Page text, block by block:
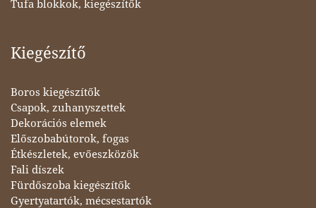
Tufa blokkok, kiegészítők
Kiegészítő
Boros kiegészítők
Csapok, zuhanyszettek
Dekorációs elemek
Előszobabútorok, fogas
Étkészletek, evőeszközök
Fali díszek
Fürdőszoba kiegészítők
Gyertyatartók, mécsestartók